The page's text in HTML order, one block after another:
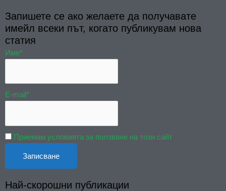
Запишете се ако желаете да получавате
имейл всеки път, когато публикувам нова
статия
Име*
E-mail*
Приемам условията за ползване на този сайт
Най-скорошни публикации